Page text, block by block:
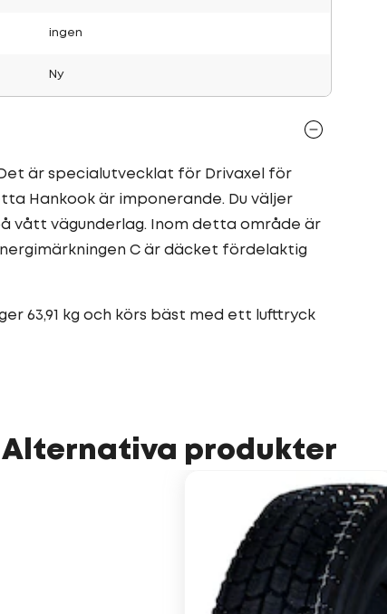
ingen
Ny
är specialutvecklat för Drivaxel för
Hankook är imponerande. Du väljer
vått vägunderlag. Inom detta område är
C är däcket fördelaktig
63,91 kg och körs bäst med ett lufttryck
Alternativa produkter